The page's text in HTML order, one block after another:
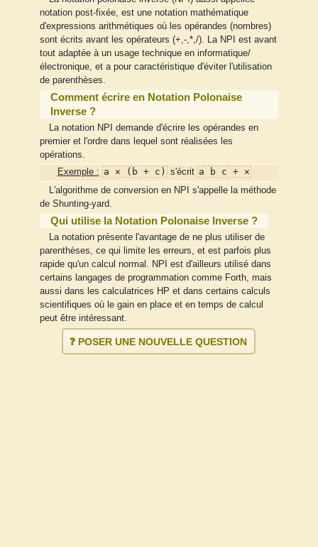
notation post-fixée, est une notation mathématique
d'expressions arithmétiques où les opérandes (nombres)
sont écrits avant les opérateurs (+,-,*,/). La NPI est avant
tout adaptée à un usage technique en informatique/
électronique, et a pour caractéristique d'éviter l'utilisation
de parenthèses.
Comment écrire en Notation Polonaise
Inverse ?
La notation NPI demande d'écrire les opérandes en
premier et l'ordre dans lequel sont réalisées les
opérations.
Exemple : a × (b + c) s'écrit a b c + ×
L'algorithme de conversion en NPI s'appelle la méthode
de Shunting-yard.
Qui utilise la Notation Polonaise Inverse ?
La notation présente l'avantage de ne plus utiliser de
parenthèses, ce qui limite les erreurs, et est parfois plus
rapide qu'un calcul normal. NPI est d'ailleurs utilisé dans
certains langages de programmation comme Forth, mais
aussi dans les calculatrices HP et dans certains calculs
scientifiques où le gain en place et en temps de calcul
peut être intéressant.
❓ POSER UNE NOUVELLE QUESTION